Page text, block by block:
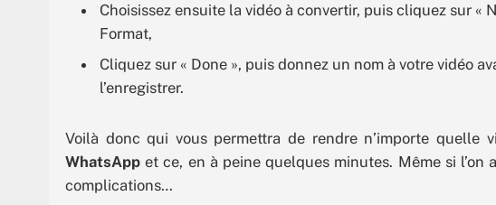
Choisissez ensuite la vidéo à convertir, puis cliquez sur «
Format,
Cliquez sur « Done », puis donnez un nom à votre vidéo
l’enregistrer.
Voilà donc qui vous permettra de rendre n’importe quelle
WhatsApp et ce, en à peine quelques minutes. Même si
complications…